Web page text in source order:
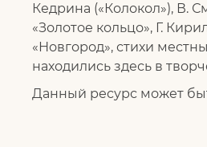
Кедрина («Колокол»), В.
«Золотое кольцо», Г.
«Новгород», стихи
находились здесь в
Данный ресурс может